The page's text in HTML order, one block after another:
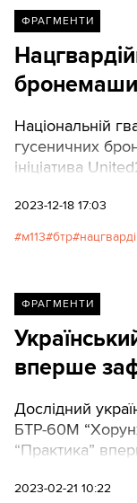
ФРАГМЕНТИ
Національній
гусеничних
ініціатива
2023-12-18 17:03
м113 бтр
ФРАГМЕНТИ
вперше
Дослідний
БТР-60М
“Практика”
2023-02-21 10:22